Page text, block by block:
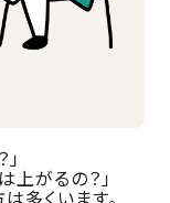
上がるの？」